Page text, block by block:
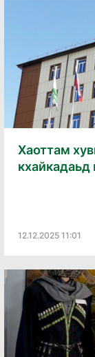
Хаоттам
кхайкадаьд
12.12.2025 11:01